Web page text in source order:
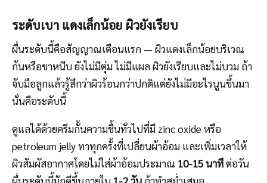
ระดับเบา แดงเล็กน้อย ผิวยังเรียบ
ผื่นระดับนี้คือสัญญาณเตือนแรก — ผิวแดงเล็กน้อยบริเวณ
ก้นหรือขาหนีบ ยังไม่มีตุ่ม ไม่มีแผล ผิวยังเรียบและไม่บวม ถ้า
จับมือลูกแล้วรู้สึกว่าผิวร้อนกว่าปกติแต่ยังไม่มีอะไรนูนขึ้นมา
นั่นคือระดับนี้
ดูแลได้ด้วยครีมกั้นความชื้นทั่วไปที่มี zinc oxide หรือ
petroleum jelly ทาทุกครั้งที่เปลี่ยนผ้าอ้อม และเพิ่มเวลาให้
ผิวสัมผัสอากาศโดยไม่ใส่ผ้าอ้อมประมาณ 10-15 นาทีต่อวัน